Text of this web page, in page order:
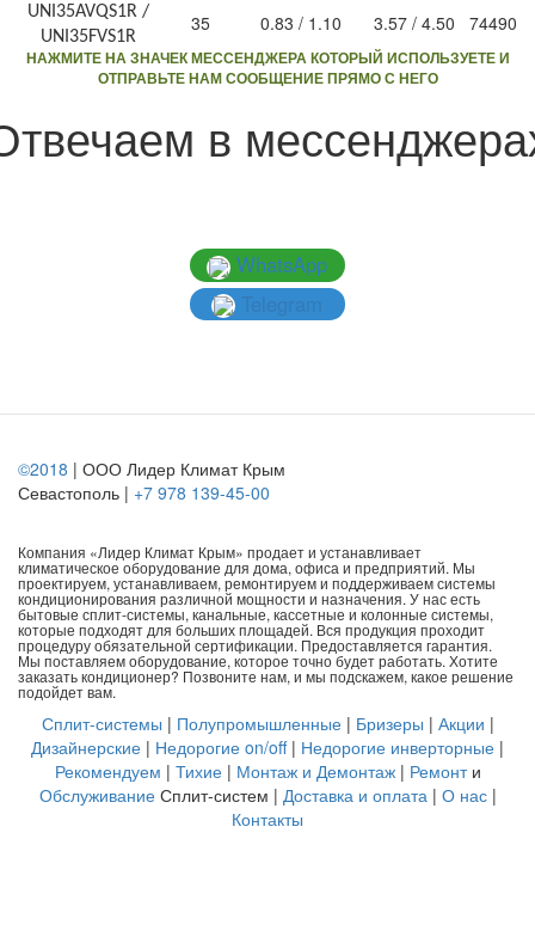
UNI35AVQS1R /
UNI35FVS1R
35 0.83 / 1.10 3.57 / 4.50 74490
НАЖМИТЕ НА ЗНАЧЕК МЕССЕНДЖЕРА КОТОРЫЙ ИСПОЛЬЗУЕТЕ И
ОТПРАВЬТЕ НАМ СООБЩЕНИЕ ПРЯМО С НЕГО
в
WhatsApp
©2018 | ООО Лидер Климат Крым
Севастополь | +7 978 139-45-00
Компания «Лидер Климат Крым» продает и устанавливает
климатическое оборудование для дома, офиса и предприятий. Мы
проектируем, устанавливаем, ремонтируем и поддерживаем системы
кондиционирования различной мощности и назначения. У нас есть
бытовые сплит-системы, канальные, кассетные и колонные системы,
которые подходят для больших площадей. Вся продукция проходит
процедуру обязательной сертификации. Предоставляется гарантия.
Мы поставляем оборудование, которое точно будет работать. Хотите
заказать кондиционер? Позвоните нам, и мы подскажем, какое решение
подойдет вам.
Сплит-системы | Полупромышленные| Бризеры | Акции |
Дизайнерские | Недорогие on/off| Недорогие инверторные |
Рекомендуем | Тихие| Монтаж и Демонтаж| Ремонти
ОбслуживаниеСплит-систем | Доставка и оплата| О нас|
Контакты